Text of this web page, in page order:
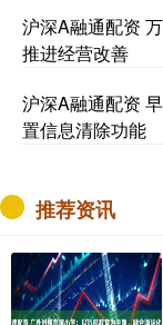
沪深A融通配资
推进经营改善
沪深A融通配资
置信息清除功能
推荐资讯